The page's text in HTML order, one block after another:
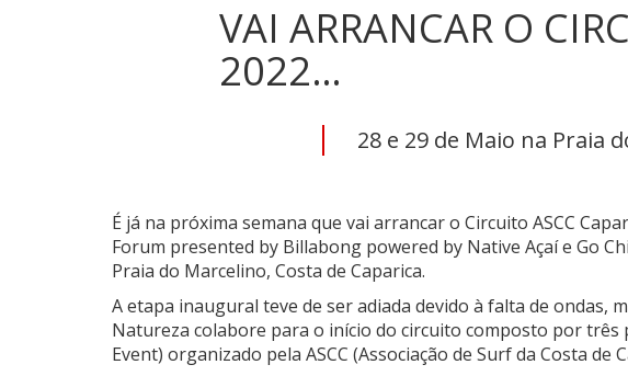
VAI ARRANCAR O
2022…
28 e 29 de Maio na Praia
É já na próxima semana que vai arrancar o Circuito ASCC
Forum presented by Billabong powered by Native Açaí e Go
Praia do Marcelino, Costa de Caparica.
A etapa inaugural teve de ser adiada devido à falta de ondas,
Natureza colabore para o início do circuito composto por três
Event) organizado pela ASCC (Associação de Surf da Costa de